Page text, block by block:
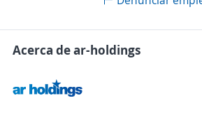
Acerca de ar-holdings